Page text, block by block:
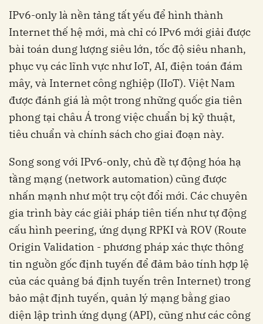
IPv6-only là nền tảng tất yếu để hình thành
Internet thế hệ mới, mà chỉ có IPv6 mới giải được
bài toán dung lượng siêu lớn, tốc độ siêu nhanh,
phục vụ các lĩnh vực như IoT, AI, điện toán đám
mây, và Internet công nghiệp (IIoT). Việt Nam
được đánh giá là một trong những quốc gia tiên
phong tại châu Á trong việc chuẩn bị kỹ thuật,
tiêu chuẩn và chính sách cho giai đoạn này.
Song song với IPv6-only, chủ đề tự động hóa hạ
tầng mạng (network automation) cũng được
nhấn mạnh như một trụ cột đổi mới. Các chuyên
gia trình bày các giải pháp tiên tiến như tự động
cấu hình peering, ứng dụng RPKI và ROV (Route
Origin Validation - phương pháp xác thực thông
tin nguồn gốc định tuyến để đảm bảo tính hợp lệ
của các quảng bá định tuyến trên Internet) trong
bảo mật định tuyến, quản lý mạng bằng giao
diện lập trình ứng dụng (API), cũng như các công